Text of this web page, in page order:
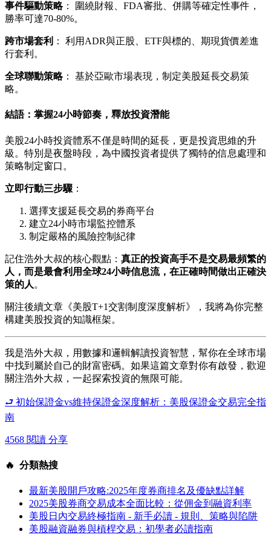
事件驅動策略： 圍繞財報、FDA審批、併購等確定性事件，
勝率可達70-80%。
跨市場套利 ： 利用ADR與正股、ETF與標的、期現貨價差進
行套利。
全球聯動策略： 基於亞歐市場表現，制定美股延長交易策
略。
結語：掌握24小時節奏，釋放投資潛能
美股24小時投資體系不僅是時間的延長，更是投資思維的升
級。特別是夜盤時段，為中國投資者提供了獨特的信息處理和
策略制定窗口。
立即行動三步驟 ：
選擇支援延長交易的券商平台
建立24小時市場監控體系
制定嚴格的風險控制紀律
記住浩外大叔的核心觀點： 真正的投資高手不是交易最頻繁的
人，而是最會利用全球24小時信息流，在正確時間做出正確決
策的人 。
關注後續文章《美股T+1交割制度深度解析》，我將為你完整
構建美股投資的知識框架。
我是浩外大叔，用數據和邏輯解讀投資智慧，幫你在全球市場
中找到屬於自己的財富密碼。如果這篇文章對你有啟發，歡迎
關注浩外大叔，一起探索投資的無限可能。
⮐ 初始保證金vs維持保證金深度解析：美股保證金交易完全指
南
4568 閱讀 分享
🔥 分類熱搜
最新美股開戶攻略:2025年度券商排名及優缺點詳解
2025美股券商交易成本全面比較：從佣金到融資利率
美股日內交易終極指南 - 新手必讀 - 規則、策略與陷阱
美股融資融券與槓桿交易：初學者必讀指南